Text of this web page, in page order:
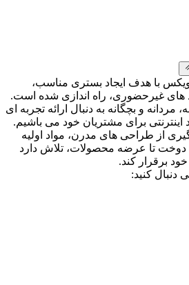
با هدف ایجاد بستری مناسب،
های غیرحضوری، راه اندازی شده است.
مردانه و بچگانه به دنبال ارائه تجربه ای
برای مشتریان خود می باشیم.
از طراحی های مدرن، مواد اولیه
دوخت تا عرضه محصولات، تلاش دارد
خود برقرار کند.
دنبال کنید: